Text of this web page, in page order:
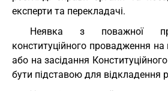
експерти та перекладачі.
Неявка з поважної
конституційного провадження на
або на засідання
бути підставою для відкладення